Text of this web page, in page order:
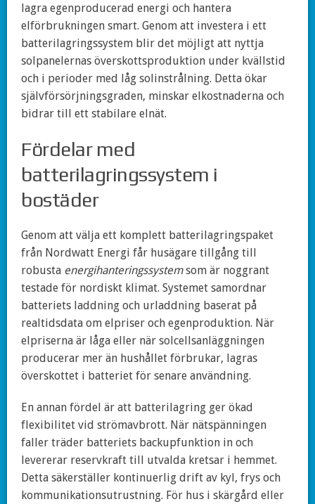
lagra egenproducerad energi och hantera
elförbrukningen smart. Genom att investera i ett
batterilagringssystem blir det möjligt att nyttja
solpanelernas överskottsproduktion under kvällstid
och i perioder med låg solinstrålning. Detta ökar
självförsörjningsgraden, minskar elkostnaderna och
bidrar till ett stabilare elnät.
Fördelar med
batterilagringssystem i
bostäder
Genom att välja ett komplett batterilagringspaket
från Nordwatt Energi får husägare tillgång till
robusta energihanteringssystemsom är noggrant
testade för nordiskt klimat. Systemet samordnar
batteriets laddning och urladdning baserat på
realtidsdata om elpriser och egenproduktion. När
elpriserna är låga eller när solcellsanläggningen
producerar mer än hushållet förbrukar, lagras
överskottet i batteriet för senare användning.
En annan fördel är att batterilagring ger ökad
flexibilitet vid strömavbrott. När nätspänningen
faller träder batteriets backupfunktion in och
levererar reservkraft till utvalda kretsar i hemmet.
Detta säkerställer kontinuerlig drift av kyl, frys och
kommunikationsutrustning. För hus i skärgård eller